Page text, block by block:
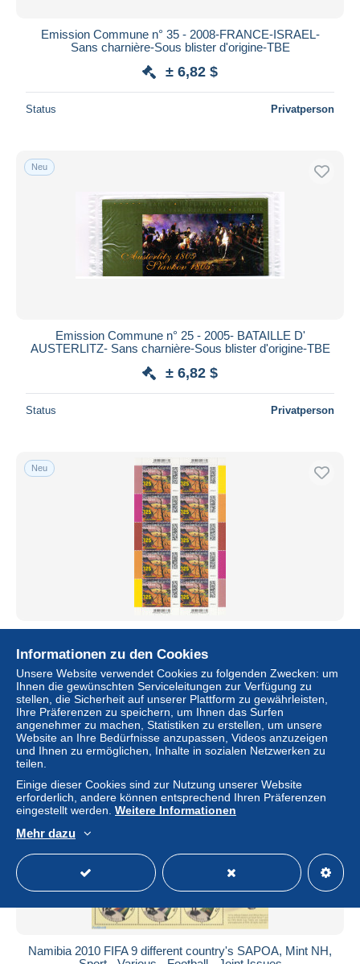
Emission Commune n° 35 - 2008-FRANCE-ISRAEL-
Sans charnière-Sous blister d'origine-TBE
± 6,82 $
Status Privatperson
Neu
Emission Commune n° 25 - 2005- BATAILLE D'
AUSTERLITZ- Sans charnière-Sous blister d'origine-TBE
± 6,82 $
Status Privatperson
Neu
Künstlerkolonie Nidden Germany-Lithuania M/S Mi.-Nr.
3985 – DHQ2631
± 19,77 $
Status Gewerblicher Händler
Neu
Namibia 2010 FIFA 9 different country's SAPOA, Mint NH,
Informationen zu den Cookies
Unsere Website verwendet Cookies zu folgenden Zwecken: um
Ihnen die gewünschten Serviceleitungen zur Verfügung zu
stellen, die Sicherheit auf unserer Plattform zu gewährleisten,
Ihre Präferenzen zu speichern, um Ihnen das Surfen
angenehmer zu machen, Statistiken zu erstellen, um unsere
Website an Ihre Bedürfnisse anzupassen, Videos anzuzeigen
und Ihnen zu ermöglichen, Inhalte in sozialen Netzwerken zu
teilen.
Einige dieser Cookies sind zur Nutzung unserer Website
erforderlich, andere können entsprechend Ihren Präferenzen
eingestellt werden. Weitere Informationen
Mehr dazu